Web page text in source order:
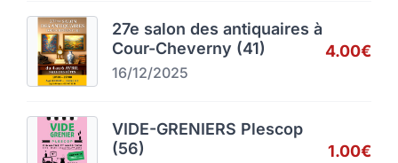
27e salon des antiquaires à
Cour-Cheverny (41)
16/12/2025
4.00€
VIDE-GRENIERS Plescop
(56)
1.00€